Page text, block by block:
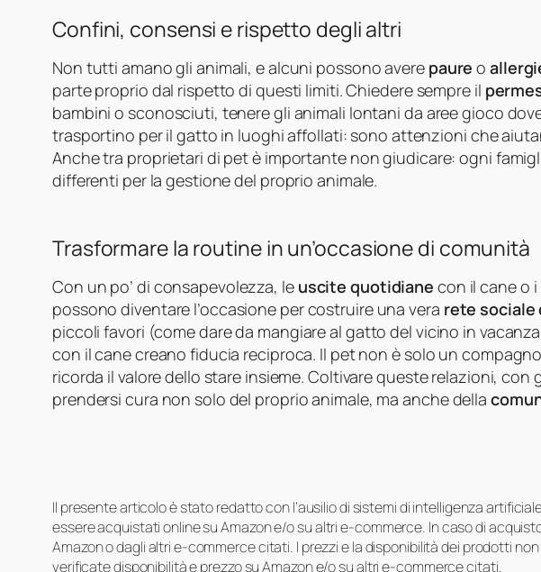
Confini, consensi e rispetto degli altri
Non tutti amano gli animali, e alcuni possono avere paure o
parte proprio dal rispetto di questi limiti. Chiedere sempre il
bambini o sconosciuti, tenere gli animali lontani da aree gioco
trasportino per il gatto in luoghi affollati: sono attenzioni che
Anche tra proprietari di pet è importante non giudicare: ogni
differenti per la gestione del proprio animale.
Trasformare la routine in un’occasione di comunità
Con un po’ di consapevolezza, le uscite quotidiane con il cane o
possono diventare l’occasione per costruire una vera rete sociale
piccoli favori (come dare da mangiare al gatto del vicino in
con il cane creano fiducia reciproca. Il pet non è solo un
ricorda il valore dello stare insieme. Coltivare queste relazioni,
prendersi cura non solo del proprio animale, ma anche della
Il presente articolo è stato redatto con l’ausilio di sistemi di intelligenza
essere acquistati online su Amazon e/o su altri e-commerce. In caso di
Amazon o dagli altri e-commerce citati. I prezzi e la disponibilità dei prodotti
verificate disponibilità e prezzo su Amazon e/o su altri e-commerce citati.